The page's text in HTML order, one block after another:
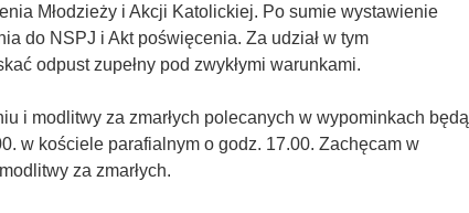
Młodzieży i Akcji Katolickiej. Po sumie wystawienie
do NSPJ i Akt poświęcenia. Za udział w tym
odpust zupełny pod zwykłymi warunkami.
i modlitwy za zmarłych polecanych w wypominkach będą
w kościele parafialnym o godz. 17.00. Zachęcam w
za zmarłych.